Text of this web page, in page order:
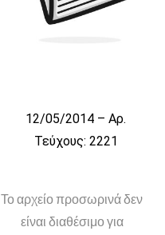
12/05/2014 – Αρ.
Τεύχους: 2221
Το αρχείο προσωρινά δεν
είναι διαθέσιμο για